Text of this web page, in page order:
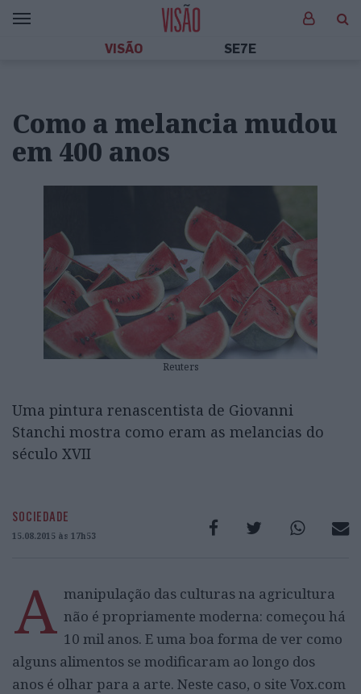
VISÃO SE7E
Como a melancia mudou
em 400 anos
Reuters
Uma pintura renascentista de Giovanni
Stanchi mostra como eram as melancias do
século XVII
SOCIEDADE
15.08.2015 às 17h53
A manipulação das culturas na agricultura
não é propriamente moderna: começou há
10 mil anos. E uma boa forma de ver como
alguns alimentos se modificaram ao longo dos
anos é olhar para a arte. Neste caso, o site Vox.com